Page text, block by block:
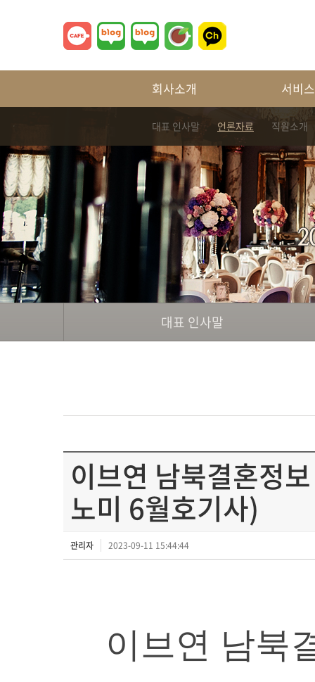
회사소개
대표 인사말 언론자료 직원소개
서비
대표 인사말
이브연 남북결혼정
노미 6월호기사)
관리자 2023-09-11 15:44:44
이브연 남북